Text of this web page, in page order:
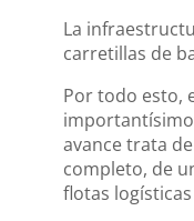
La
carretillas de
Por todo esto,
importantísimo
avance trata
completo, de
flotas